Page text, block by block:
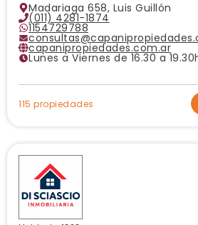
Madariaga 658, Luis Guillón
(011) 4281-1874
1154729788
capanipropiedades.com.ar
Lunes a Viernes de 16.30 a
115 propiedades